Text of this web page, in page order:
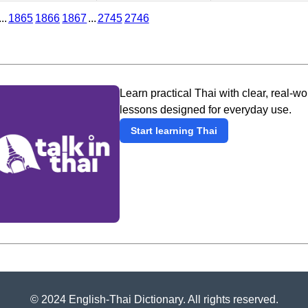
1865 1866 1867... 2745 2746
Learn practical Thai with clear, real-
lessons designed for everyday use.
Start learning Thai
© 2024 English-Thai Dictionary. All rights reserved.